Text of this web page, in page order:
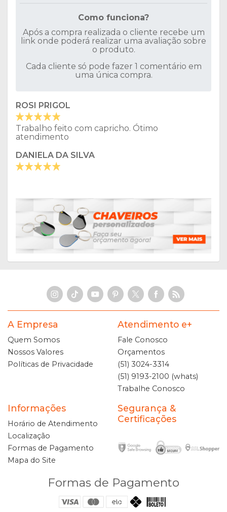
Como funciona?
Após a compra realizada o cliente recebe um
link onde poderá realizar uma avaliação sobre
o produto.
Cada cliente só pode fazer 1 comentário em
uma única compra.
ROSI PRIGOL
Trabalho feito com capricho. Ótimo
atendimento
DANIELA DA SILVA
A Empresa
Quem Somos
Nossos Valores
Políticas de Privacidade
Atendimento e+
Fale Conosco
Orçamentos
(51) 3024-3314
(51) 9193-2100 (whats)
Trabalhe Conosco
Informações
Horário de Atendimento
Localização
Formas de Pagamento
Mapa do Site
Segurança &
Certificações
Formas de Pagamento